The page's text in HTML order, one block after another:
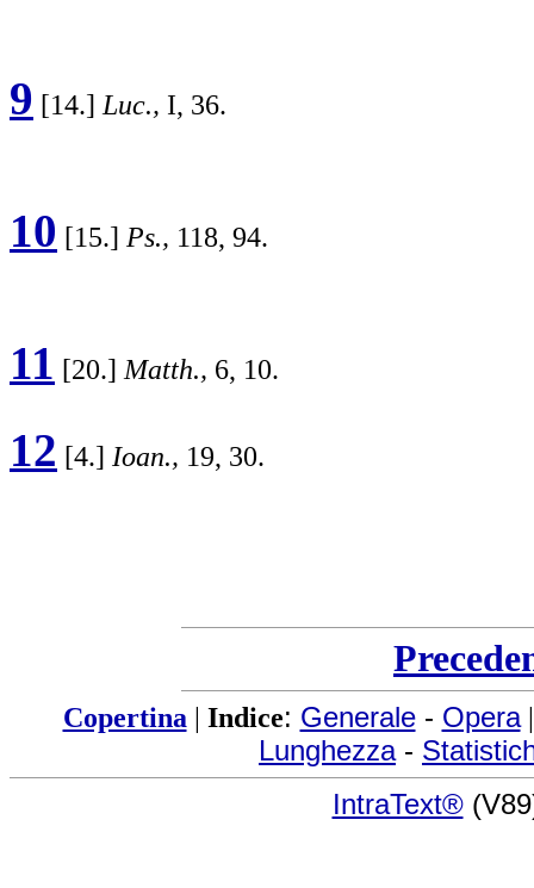
9 [14.] Luc., I, 36.
10 [15.] Ps., 118, 94.
11 [20.] Matth., 6, 10.
12 [4.] Ioan., 19, 30.
Copertina | Indice: Generale- Opera
Lunghezza-
IntraText®